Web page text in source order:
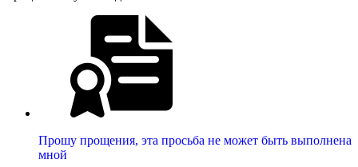
Прошу прощения, эта просьба не может быть выполнена
мной